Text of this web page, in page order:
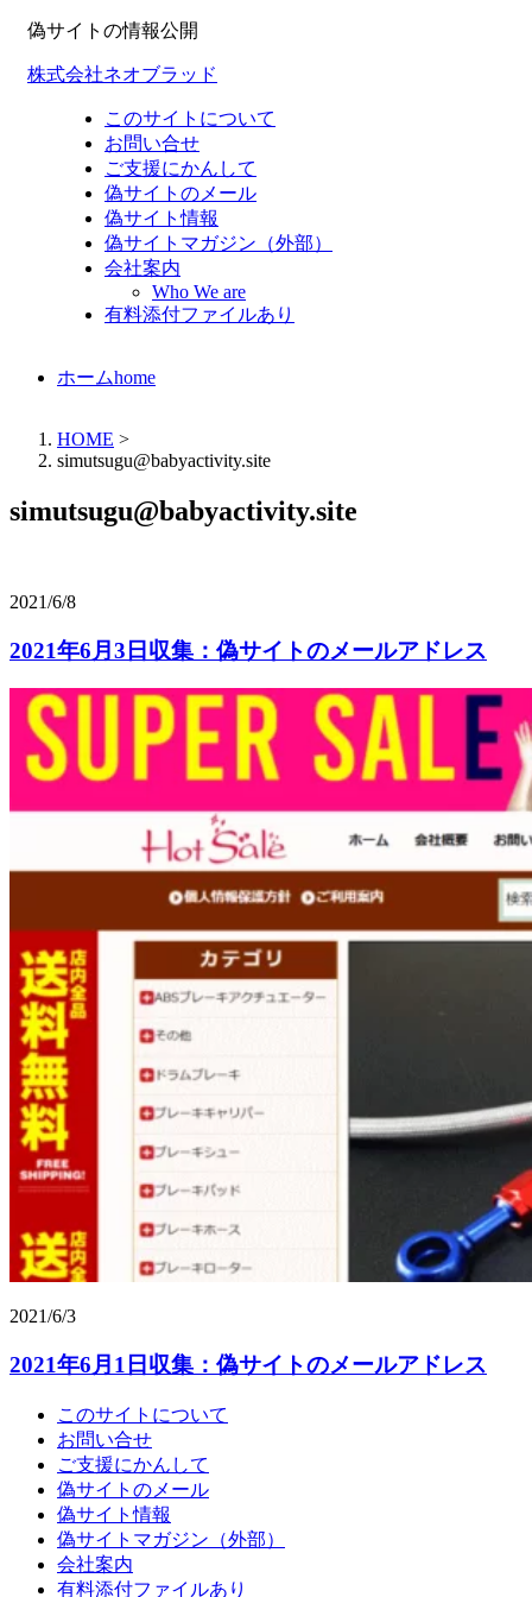
偽サイトの情報公開
株式会社ネオブラッド
このサイトについて
お問い合せ
ご支援にかんして
偽サイトのメール
偽サイト情報
偽サイトマガジン（外部）
会社案内
Who We are
有料添付ファイルあり
ホームhome
HOME >
simutsugu@babyactivity.site
simutsugu@babyactivity.site
2021/6/8
2021年6月3日収集：偽サイトのメールアドレス
2021/6/3
2021年6月1日収集：偽サイトのメールアドレス
このサイトについて
お問い合せ
ご支援にかんして
偽サイトのメール
偽サイト情報
偽サイトマガジン（外部）
会社案内
有料添付ファイルあり